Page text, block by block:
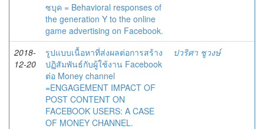
ซบุค = Behavioral responses of
the generation Y to the online
game advertising on Facebook.
2018-
12-20
รูปแบบเนื้อหาที่ส่งผลต่อการสร้าง
ปฏิสัมพันธ์กับผู้ใช้งาน Facebook
ต่อ Money channel
=ENGAGEMENT IMPACT OF
POST CONTENT ON
FACEBOOK USERS: A CASE
OF MONEY CHANNEL.
ปวริศา ชูวงษ์